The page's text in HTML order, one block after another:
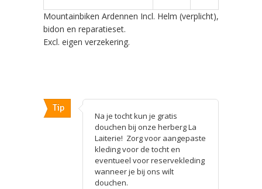
Mountainbiken Ardennen Incl. Helm (verplicht),
bidon en reparatieset.
Excl. eigen verzekering.
Tip
Na je tocht kun je gratis
douchen bij onze herberg La
Laiterie! Zorg voor aangepaste
kleding voor de tocht en
eventueel voor reservekleding
wanneer je bij ons wilt
douchen.